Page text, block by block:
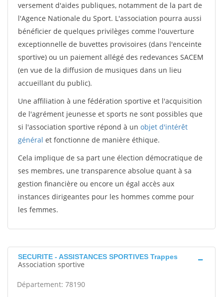
versement d'aides publiques, notamment de la part de
l'Agence Nationale du Sport. L'association pourra aussi
bénéficier de quelques privilèges comme l'ouverture
exceptionnelle de buvettes provisoires (dans l'enceinte
sportive) ou un paiement allégé des redevances SACEM
(en vue de la diffusion de musiques dans un lieu
accueillant du public).
Une affiliation à une fédération sportive et l'acquisition
de l'agrément jeunesse et sports ne sont possibles que
si l'association sportive répond à un objet d'intérêt
général et fonctionne de manière éthique.
Cela implique de sa part une élection démocratique de
ses membres, une transparence absolue quant à sa
gestion financière ou encore un égal accès aux
instances dirigeantes pour les hommes comme pour
les femmes.
SECURITE - ASSISTANCES SPORTIVES Trappes
Association sportive
Département: 78190